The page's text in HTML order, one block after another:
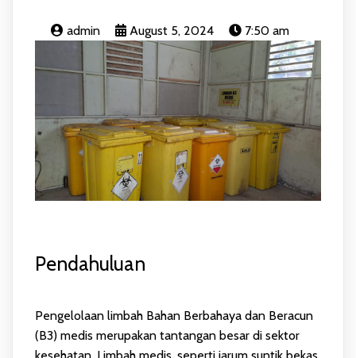
admin August 5, 2024 7:50 am
Pendahuluan
Pengelolaan limbah Bahan Berbahaya dan Beracun
(B3) medis merupakan tantangan besar di sektor